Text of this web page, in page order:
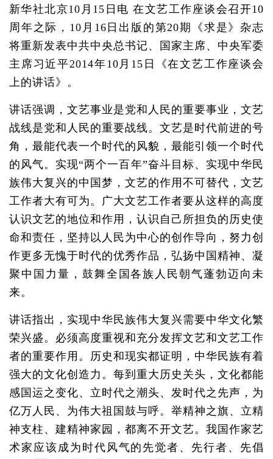
新华社北京10月15日电 在文艺工作座谈会召开10
周年之际，10月16日出版的第20期《求是》杂志
将重新发表中共中央总书记、国家主席、中央军委
主席习近平2014年10月15日《在文艺工作座谈会
上的讲话》。
讲话强调，文艺事业是党和人民的重要事业，文艺
战线是党和人民的重要战线。文艺是时代前进的号
角，最能代表一个时代的风貌，最能引领一个时代
的风气。实现“两个一百年”奋斗目标、实现中华民
族伟大复兴的中国梦，文艺的作用不可替代，文艺
工作者大有可为。广大文艺工作者要从这样的高度
认识文艺的地位和作用，认识自己所担负的历史使
命和责任，坚持以人民为中心的创作导向，努力创
作更多无愧于时代的优秀作品，弘扬中国精神、凝
聚中国力量，鼓舞全国各族人民朝气蓬勃迈向未
来。
讲话指出，实现中华民族伟大复兴需要中华文化繁
荣兴盛。必须高度重视和充分发挥文艺和文艺工作
者的重要作用。历史和现实都证明，中华民族有着
强大的文化创造力。每到重大历史关头，文化都能
感国运之变化、立时代之潮头、发时代之先声，为
亿万人民、为伟大祖国鼓与呼。举精神之旗、立精
神支柱、建精神家园，都离不开文艺。我国作家艺
术家应该成为时代风气的先觉者、先行者、先倡